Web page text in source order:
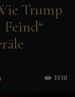
Trump
1938